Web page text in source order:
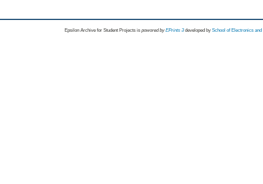
Epsilon Archive for Student Projects is powored byEPrints 3 developed by School of Electronics